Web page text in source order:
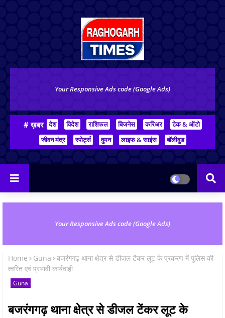
Your Responsive Ads code (Google Ads)
# ख़बर देश विदेश राशिफल बिजनेस करिअर
टेक & ऑटो
जीवन मंत्र
स्पोर्ट्स वुमन लाइफ & साइंस बॉलीवुड
Your Responsive Ads code (Google Ads)
Home Guna
बजरंगगढ़ थाना क्षेत्र से डीजल टेंकर लूट के प्रकरण में पुलिस की
त्वरित एवं प्रभावी कार्यवाही
Guna
बजरंगगढ़ थाना क्षेत्र से डीजल टेंकर लूट के